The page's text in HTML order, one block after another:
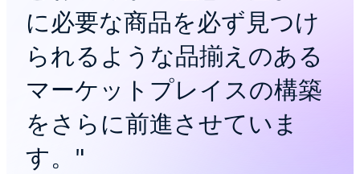
に必要な商品を必ず見つけ
られるような品揃えのある
マーケットプレイスの構築
をさらに前進させていま
す。 "